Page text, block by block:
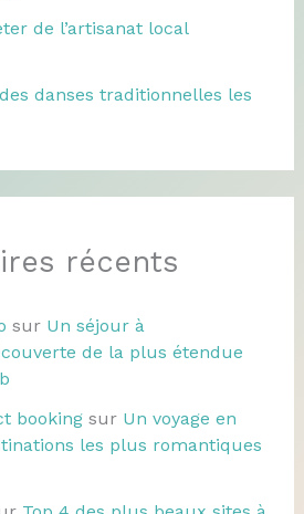
de l’artisanat local
danses traditionnelles les
récents
sur Un séjour à
de la plus étendue
bookingsur Un voyage en
les plus romantiques